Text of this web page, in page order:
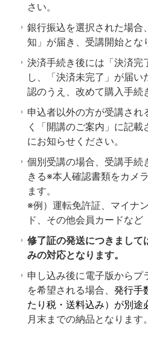
さい。
銀行振込を選択された場合
知」が届き、受講開始とな
決済手続き後には「決済完
し、「決済未完了」が届
認のうえ、改めて購入手続
申込者以外の方が受講され
く「開講のご案内」に記
にお知らせください。
個別受講の場合、受講手続
きる※本人確認書類をカメ
ます。
※例）運転免許証、マイナ
ド、その他会員カードなど
修了証の発送につきまして
みの対応となります。
申し込み後に電子版からプ
を希望される場合、 発行手
たり税・送料込み）が別途
月末までの納品となります。